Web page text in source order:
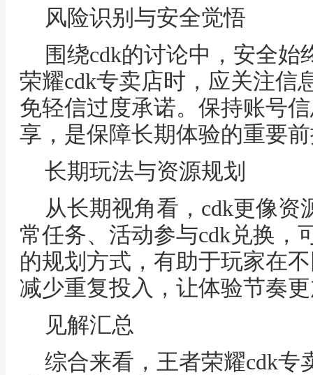
风险识别与安全觉悟
围绕cdk的讨论中，安全
荣耀cdk专卖店时，应关注信
免轻信过度承诺。保持账号
享，是保障长期体验的重要
长期玩法与资源规划
从长期视角看，cdk更像
常任务、活动参与cdk兑换，
的规划方式，有助于玩家在
减少重复投入，让体验节奏
见解汇总
综合来看，王者荣耀cdk专